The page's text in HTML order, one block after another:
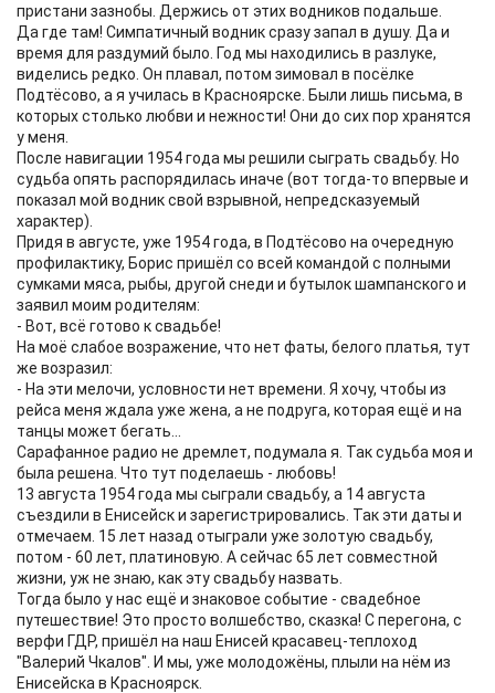
пристани зазнобы. Держись от этих водников подальше.
Да где там! Симпатичный водник сразу запал в душу. Да и
время для раздумий было. Год мы находились в разлуке,
виделись редко. Он плавал, потом зимовал в посёлке
Подтёсово, а я училась в Красноярске. Были лишь письма, в
которых столько любви и нежности! Они до сих пор хранятся
у меня.
После навигации 1954 года мы решили сыграть свадьбу. Но
судьба опять распорядилась иначе (вот тогда-то впервые и
показал мой водник свой взрывной, непредсказуемый
характер).
Придя в августе, уже 1954 года, в Подтёсово на очередную
профилактику, Борис пришёл со всей командой с полными
сумками мяса, рыбы, другой снеди и бутылок шампанского и
заявил моим родителям:
- Вот, всё готово к свадьбе!
На моё слабое возражение, что нет фаты, белого платья, тут
же возразил:
- На эти мелочи, условности нет времени. Я хочу, чтобы из
рейса меня ждала уже жена, а не подруга, которая ещё и на
танцы может бегать...
Сарафанное радио не дремлет, подумала я. Так судьба моя и
была решена. Что тут поделаешь - любовь!
13 августа 1954 года мы сыграли свадьбу, а 14 августа
съездили в Енисейск и зарегистрировались. Так эти даты и
отмечаем. 15 лет назад отыграли уже золотую свадьбу,
потом - 60 лет, платиновую. А сейчас 65 лет совместной
жизни, уж не знаю, как эту свадьбу назвать.
Тогда было у нас ещё и знаковое событие - свадебное
путешествие! Это просто волшебство, сказка! С перегона, с
верфи ГДР, пришёл на наш Енисей красавец-теплоход
"Валерий Чкалов". И мы, уже молодожёны, плыли на нём из
Енисейска в Красноярск.